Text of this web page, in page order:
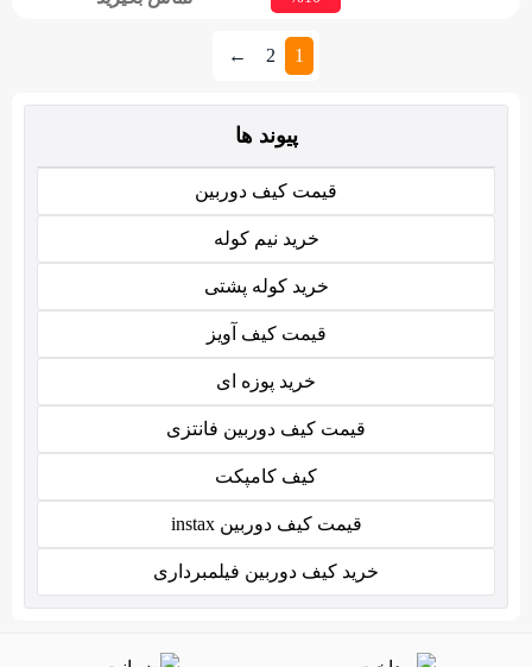
1
2
←
پیوند ها
قیمت کیف دوربین
خرید نیم کوله
خرید کوله پشتی
قیمت کیف آویز
خرید پوزه ای
قیمت کیف دوربین فانتزی
کیف کامپکت
قیمت کیف دوربین instax
خرید کیف دوربین فیلمبرداری